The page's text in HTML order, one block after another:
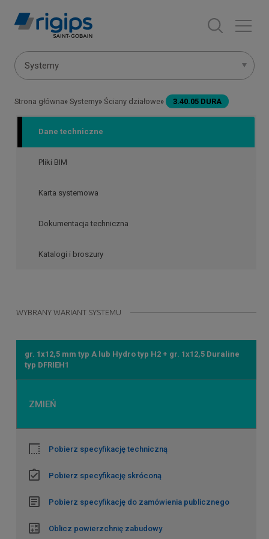
Menu
Systemy
Ścieżka
nawigacyjna
Strona główna Systemy Ściany działowe 3.40.05 DURA
Dane techniczne
Pliki BIM
Karta systemowa
Dokumentacja techniczna
Katalogi i broszury
WYBRANY WARIANT SYSTEMU
gr. 1x12,5 mm typ A lub Hydro typ H2 + gr. 1x12,5 Duraline
typ DFRIEH1
ZMIEŃ
Pobierz specyfikację techniczną
Pobierz specyfikację skróconą
Pobierz specyfikację do zamówienia publicznego
Oblicz powierzchnię zabudowy